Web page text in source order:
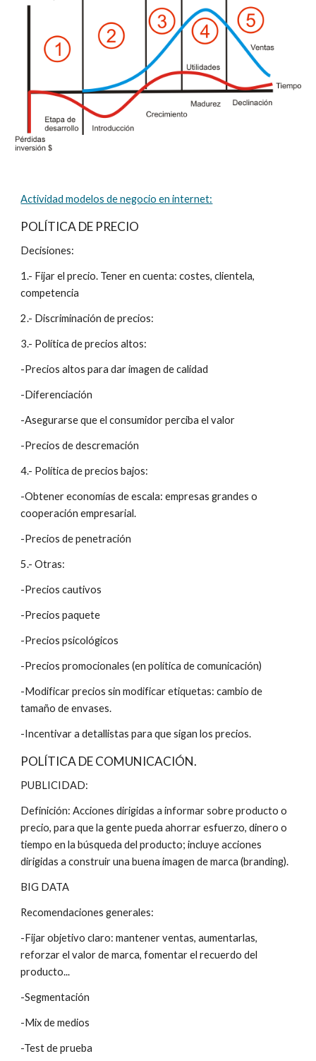
Actividad modelos de negocio en internet:
POLÍTICA DE PRECIO
Decisiones:
1.- Fijar el precio. Tener en cuenta: costes, clientela,
competencia
2.- Discriminación de precios:
3.- Política de precios altos:
-Precios altos para dar imagen de calidad
-Diferenciación
-Asegurarse que el consumidor perciba el valor
-Precios de descremación
4.- Política de precios bajos:
-Obtener economías de escala: empresas grandes o
cooperación empresarial.
-Precios de penetración
5.- Otras:
-Precios cautivos
-Precios paquete
-Precios psicológicos
-Precios promocionales (en política de comunicación)
-Modificar precios sin modificar etiquetas: cambio de
tamaño de envases.
-Incentivar a detallistas para que sigan los precios.
POLÍTICA DE COMUNICACIÓN.
PUBLICIDAD:
Definición: Acciones dirigidas a informar sobre producto o
precio, para que la gente pueda ahorrar esfuerzo, dinero o
tiempo en la búsqueda del producto; incluye acciones
dirigidas a construir una buena imagen de marca (branding).
BIG DATA
Recomendaciones generales:
-Fijar objetivo claro: mantener ventas, aumentarlas,
reforzar el valor de marca, fomentar el recuerdo del
producto...
-Segmentación
-Mix de medios
-Test de prueba